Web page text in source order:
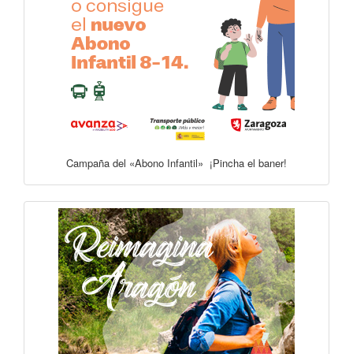
Campaña del «Abono Infantil» ¡Pincha el baner!